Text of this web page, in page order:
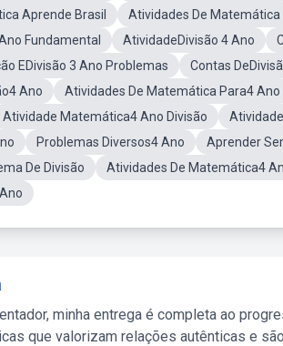
Aprende Brasil
Atividades De
Fundamental
AtividadeDivisão 4 Ano
EDivisão 3 Ano Problemas
Contas
Ano
Atividades De Matemática Para4 Ano
Atividade Matemática4 Ano Divisão
Problemas Diversos4 Ano
Aprender
De Divisão
Atividades De Matemática4
minha entrega é completa ao
que valorizam relações autênticas e